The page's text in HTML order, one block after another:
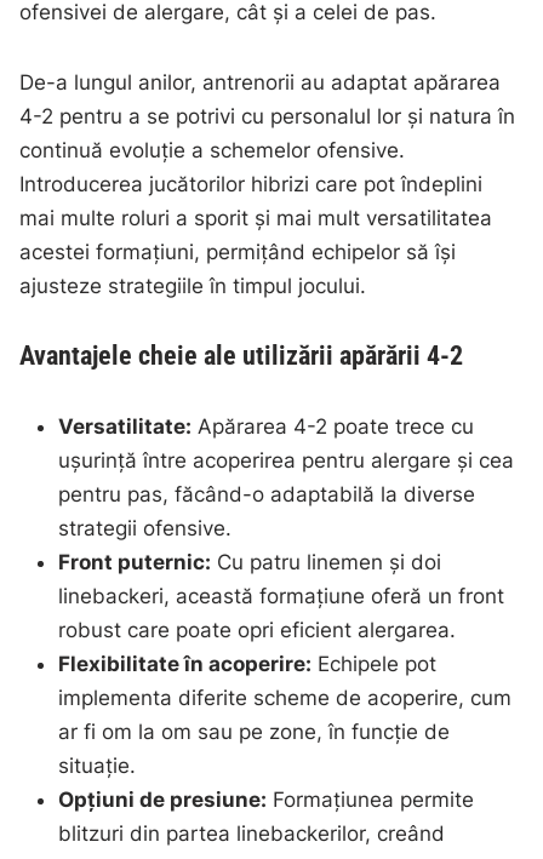
ofensivei de alergare, cât și a celei de pas.
De-a lungul anilor, antrenorii au adaptat apărarea
4-2 pentru a se potrivi cu personalul lor și natura în
continuă evoluție a schemelor ofensive.
Introducerea jucătorilor hibrizi care pot îndeplini
mai multe roluri a sporit și mai mult versatilitatea
acestei formațiuni, permițând echipelor să își
ajusteze strategiile în timpul jocului.
Avantajele cheie ale utilizării apărării 4-2
Versatilitate: Apărarea 4-2 poate trece cu
ușurință între acoperirea pentru alergare și cea
pentru pas, făcând-o adaptabilă la diverse
strategii ofensive.
Front puternic: Cu patru linemen și doi
linebackeri, această formațiune oferă un front
robust care poate opri eficient alergarea.
Flexibilitate în acoperire: Echipele pot
implementa diferite scheme de acoperire, cum
ar fi om la om sau pe zone, în funcție de
situație.
Opțiuni de presiune: Formațiunea permite
blitzuri din partea linebackerilor, creând